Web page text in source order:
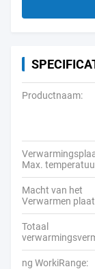
Productnaam:
Max.
Macht van het
Verwarmen
Totaal
ng WorkiRange: